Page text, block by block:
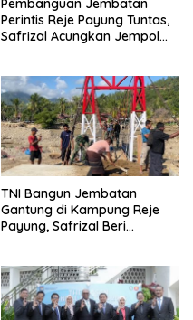
Pembanguan Jembatan
Perintis Reje Payung Tuntas,
Safrizal Acungkan Jempol
TNI Bangun Jembatan
Gantung di Kampung Reje
Payung, Safrizal Beri